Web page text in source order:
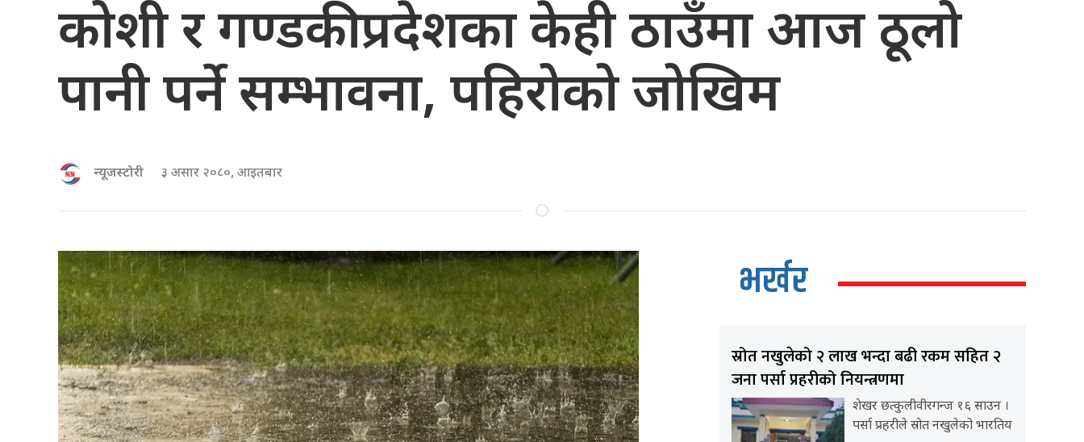
कोशी र गण्डकी प्रदेशका केही ठाउँमा आज ठूलो
पानी पर्ने सम्भावना, पहिरोको जोखिम
न्यूजस्टोरी ३ असार २०८०, आइतबार
भर्खर
स्रोत नखुलेको २ लाख भन्दा बढी रकम सहित २
जना पर्सा प्रहरीको नियन्त्रणमा
शेखर छत्कुलीवीरगन्ज १६ साउन ।
पर्सा प्रहरीले स्रोत नखुलेको भारतिय